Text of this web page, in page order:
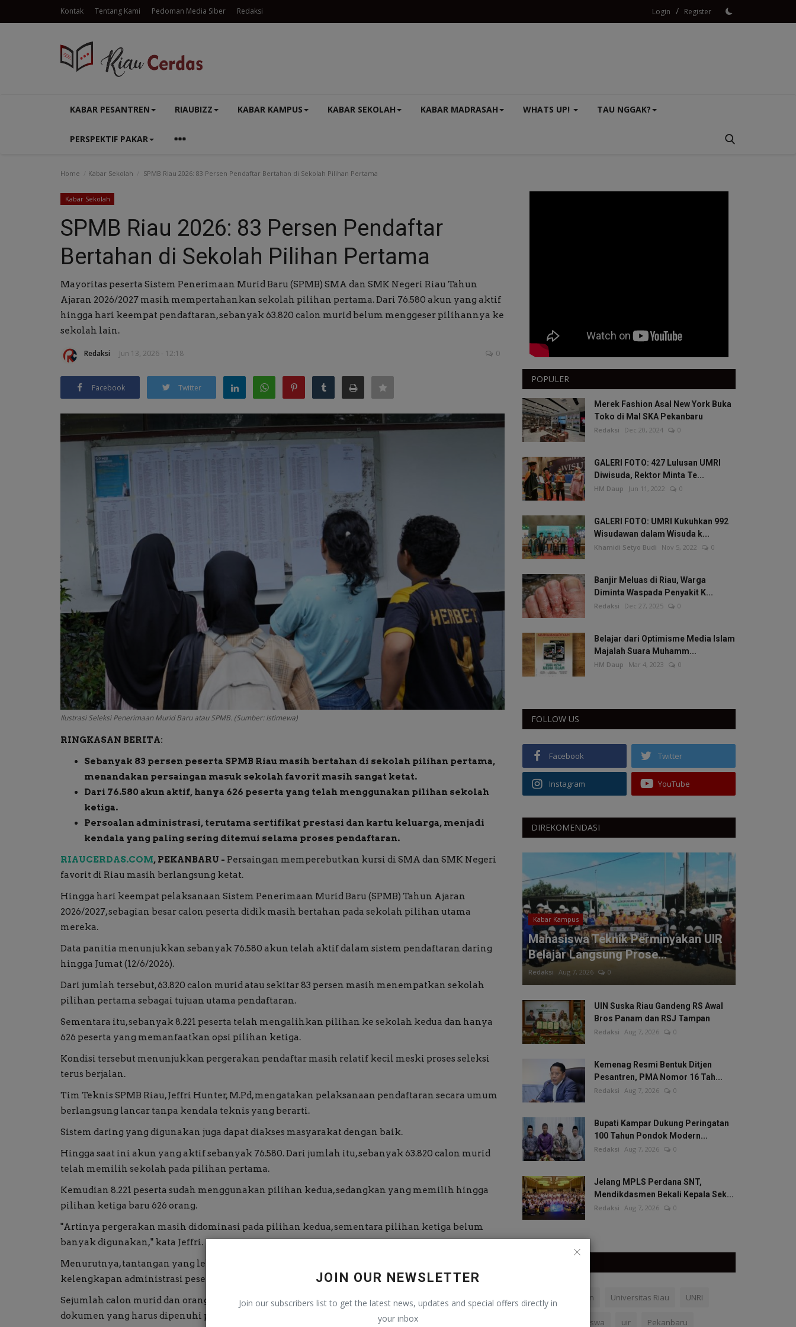
Kontak Tentang Kami Pedoman Media Siber Redaksi Login / Register
KABAR PESANTREN RIAUBIZZ KABAR KAMPUS KABAR SEKOLAH KABAR MADRASAH WHATS UP! TAU NGGAK?
PERSPEKTIF PAKAR
JOIN OUR NEWSLETTER
Join our subscribers list to get the latest news, updates and special offers directly in
your inbox
Home Kabar Sekolah SPMB Riau 2026: 83 Persen Pendaftar Bertahan di Sekolah Pilihan Pertama
Kabar Sekolah
SPMB Riau 2026: 83 Persen Pendaftar
Bertahan di Sekolah Pilihan Pertama
Mayoritas peserta Sistem Penerimaan Murid Baru (SPMB) SMA dan SMK Negeri Riau Tahun
Ajaran 2026/2027 masih mempertahankan sekolah pilihan pertama. Dari 76.580 akun yang aktif
hingga hari keempat pendaftaran, sebanyak 63.820 calon murid belum menggeser pilihannya ke
sekolah lain.
Redaksi Jun 13, 2026 - 12:18 0
Facebook Twitter
Ilustrasi Seleksi Penerimaan Murid Baru atau SPMB. (Sumber: Istimewa)
RINGKASAN BERITA:
Sebanyak 83 persen peserta SPMB Riau masih bertahan di sekolah pilihan pertama,
menandakan persaingan masuk sekolah favorit masih sangat ketat.
Dari 76.580 akun aktif, hanya 626 peserta yang telah menggunakan pilihan sekolah
ketiga.
Persoalan administrasi, terutama sertifikat prestasi dan kartu keluarga, menjadi
kendala yang paling sering ditemui selama proses pendaftaran.
RIAUCERDAS.COM, PEKANBARU - Persaingan memperebutkan kursi di SMA dan SMK Negeri
favorit di Riau masih berlangsung ketat.
Hingga hari keempat pelaksanaan Sistem Penerimaan Murid Baru (SPMB) Tahun Ajaran
2026/2027, sebagian besar calon peserta didik masih bertahan pada sekolah pilihan utama
mereka.
Data panitia menunjukkan sebanyak 76.580 akun telah aktif dalam sistem pendaftaran daring
hingga Jumat (12/6/2026).
Dari jumlah tersebut, 63.820 calon murid atau sekitar 83 persen masih menempatkan sekolah
pilihan pertama sebagai tujuan utama pendaftaran.
Sementara itu, sebanyak 8.221 peserta telah mengalihkan pilihan ke sekolah kedua dan hanya
626 peserta yang memanfaatkan opsi pilihan ketiga.
Kondisi tersebut menunjukkan pergerakan pendaftar masih relatif kecil meski proses seleksi
terus berjalan.
Tim Teknis SPMB Riau, Jeffri Hunter, M.Pd, mengatakan pelaksanaan pendaftaran secara umum
berlangsung lancar tanpa kendala teknis yang berarti.
Sistem daring yang digunakan juga dapat diakses masyarakat dengan baik.
Hingga saat ini akun yang aktif sebanyak 76.580. Dari jumlah itu, sebanyak 63.820 calon murid
telah memilih sekolah pada pilihan pertama.
Kemudian 8.221 peserta sudah menggunakan pilihan kedua, sedangkan yang memilih hingga
pilihan ketiga baru 626 orang.
"Artinya pergerakan masih didominasi pada pilihan kedua, sementara pilihan ketiga belum
banyak digunakan," kata Jeffri.
Menurutnya, tantangan yang lebih banyak ditemui saat ini justru berkaitan dengan
kelengkapan administrasi peserta.
Sejumlah calon murid dan orang tua masih memerlukan pemahaman lebih lanjut mengenai
dokumen yang harus dipenuhi pada masing-masing jalur pendaftaran.
POPULER
Merek Fashion Asal New York Buka
Toko di Mal SKA Pekanbaru
Redaksi Dec 20, 2024 0
GALERI FOTO: 427 Lulusan UMRI
Diwisuda, Rektor Minta Te...
HM Daup Jun 11, 2022 0
GALERI FOTO: UMRI Kukuhkan 992
Wisudawan dalam Wisuda k...
Khamidi Setyo Budi Nov 5, 2022 0
Banjir Meluas di Riau, Warga
Diminta Waspada Penyakit K...
Redaksi Dec 27, 2025 0
Belajar dari Optimisme Media Islam
Majalah Suara Muhamm...
HM Daup Mar 4, 2023 0
FOLLOW US
Facebook Twitter
Instagram YouTube
DIREKOMENDASI
Kabar Kampus
Mahasiswa Teknik Perminyakan UIR
Belajar Langsung Prose...
Redaksi Aug 7, 2026 0
UIN Suska Riau Gandeng RS Awal
Bros Panam dan RSJ Tampan
Redaksi Aug 7, 2026 0
Kemenag Resmi Bentuk Ditjen
Pesantren, PMA Nomor 16 Tah...
Redaksi Aug 7, 2026 0
Bupati Kampar Dukung Peringatan
100 Tahun Pondok Modern...
Redaksi Aug 7, 2026 0
Jelang MPLS Perdana SNT,
Mendikdasmen Bekali Kepala Sek...
Redaksi Aug 7, 2026 0
Kemendikdasmen Universitas Riau UNRI
mahasiswa uir Pekanbaru